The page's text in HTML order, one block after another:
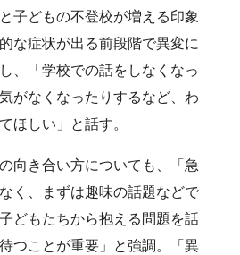
子どもの不登校が増える印象
な症状が出る前段階で異変に
、「学校での話をしなくなっ
がなくなったりするなど、わ
ほしい」と話す。
向き合い方についても、「急
く、まずは趣味の話題などで
どもたちから抱える問題を話
つことが重要」と強調。「異